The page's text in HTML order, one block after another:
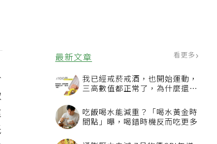
最新文章 看更多
我已經戒菸戒酒，也開始運動，
三高數值都正常了，為什麼還不
吃飯喝水能減重？「喝水黃金時
間點」曝，喝錯時機反而吃更多